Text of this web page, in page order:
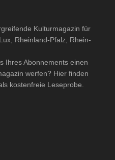
Kulturmagazin für
Rheinland-Pfalz, Rhein-
Ihres Abonnements einen
werfen? Hier finden
kostenfreie Leseprobe.